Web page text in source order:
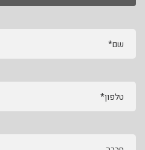
שם*
טלפון*